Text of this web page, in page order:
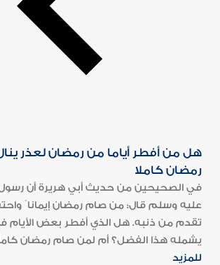
هل من أفطر أياما من رمضان لعذر
رمضان كاملا
في الصحيحين من حديث أبي هريرة أن رسول
عليه وسلم قال: من صام رمضان إيمانا
تقدم من ذنبه. هل الذي أفطر بعض الأيام
يشمله هذا الفضل؟ أم لمن صام رمضان
للمزيد